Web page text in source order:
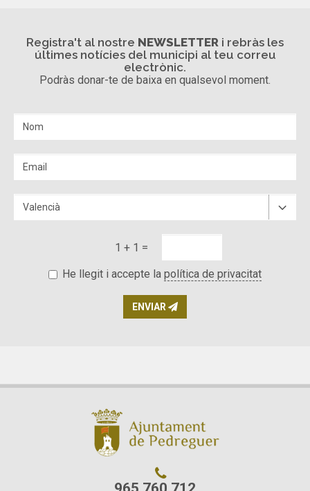
Registra't al nostre NEWSLETTER i rebràs les
últimes notícies del municipi al teu correu
electrònic.
Podràs donar-te de baixa en qualsevol moment.
1 + 1 =
He llegit i accepte la política de privacitat
ENVIAR